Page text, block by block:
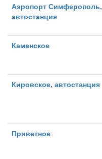
Аэропорт Симферополь,
автостанция
Каменское
Кировское, автостанция
Приветное